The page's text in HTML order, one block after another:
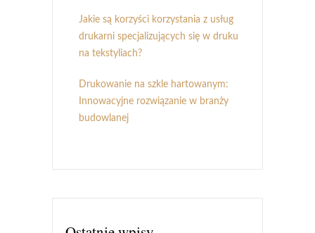
Jakie są korzyści korzystania z usług
drukarni specjalizujących się w druku
na tekstyliach?
Drukowanie na szkle hartowanym:
Innowacyjne rozwiązanie w branży
budowlanej